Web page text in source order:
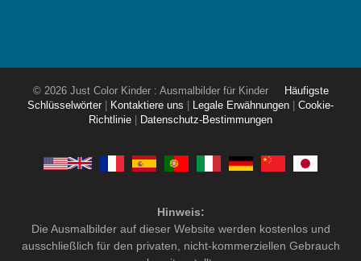
© 2026 Just Color Kinder : Ausmalbilder für Kinder
Häufigste
Schlüsselwörter
Kontaktiere uns Legale Erwähnungen
Cookie-
Richtlinie
Datenschutz-Bestimmungen
Hinweis:
Die Ausmalbilder auf dieser Website werden kostenlos und
ausschließlich für den privaten, nicht-kommerziellen Gebrauch